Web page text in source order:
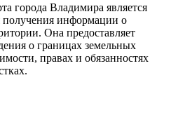
города Владимира является
информации о
Она предоставляет
о границах земельных
правах и обязанностях